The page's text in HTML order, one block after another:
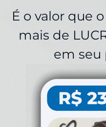
É o valor que
mais de
em seu